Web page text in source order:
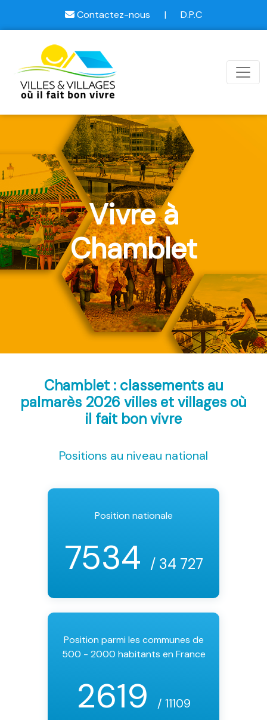
Contactez-nous | D.P.C
Vivre à
Chamblet
Chamblet : classements au
palmarès 2026 villes et villages où
il fait bon vivre
Positions au niveau national
Position nationale
7534 / 34 727
Position parmi les communes de
500 - 2000 habitants en France
2619 / 11109